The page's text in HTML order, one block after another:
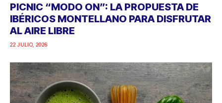
PICNIC “MODO ON”: LA PROPUESTA DE
IBÉRICOS MONTELLANO PARA DISFRUTAR
AL AIRE LIBRE
22 JULIO, 2026